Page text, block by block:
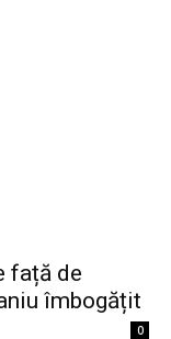
față de
îmbogățit
0